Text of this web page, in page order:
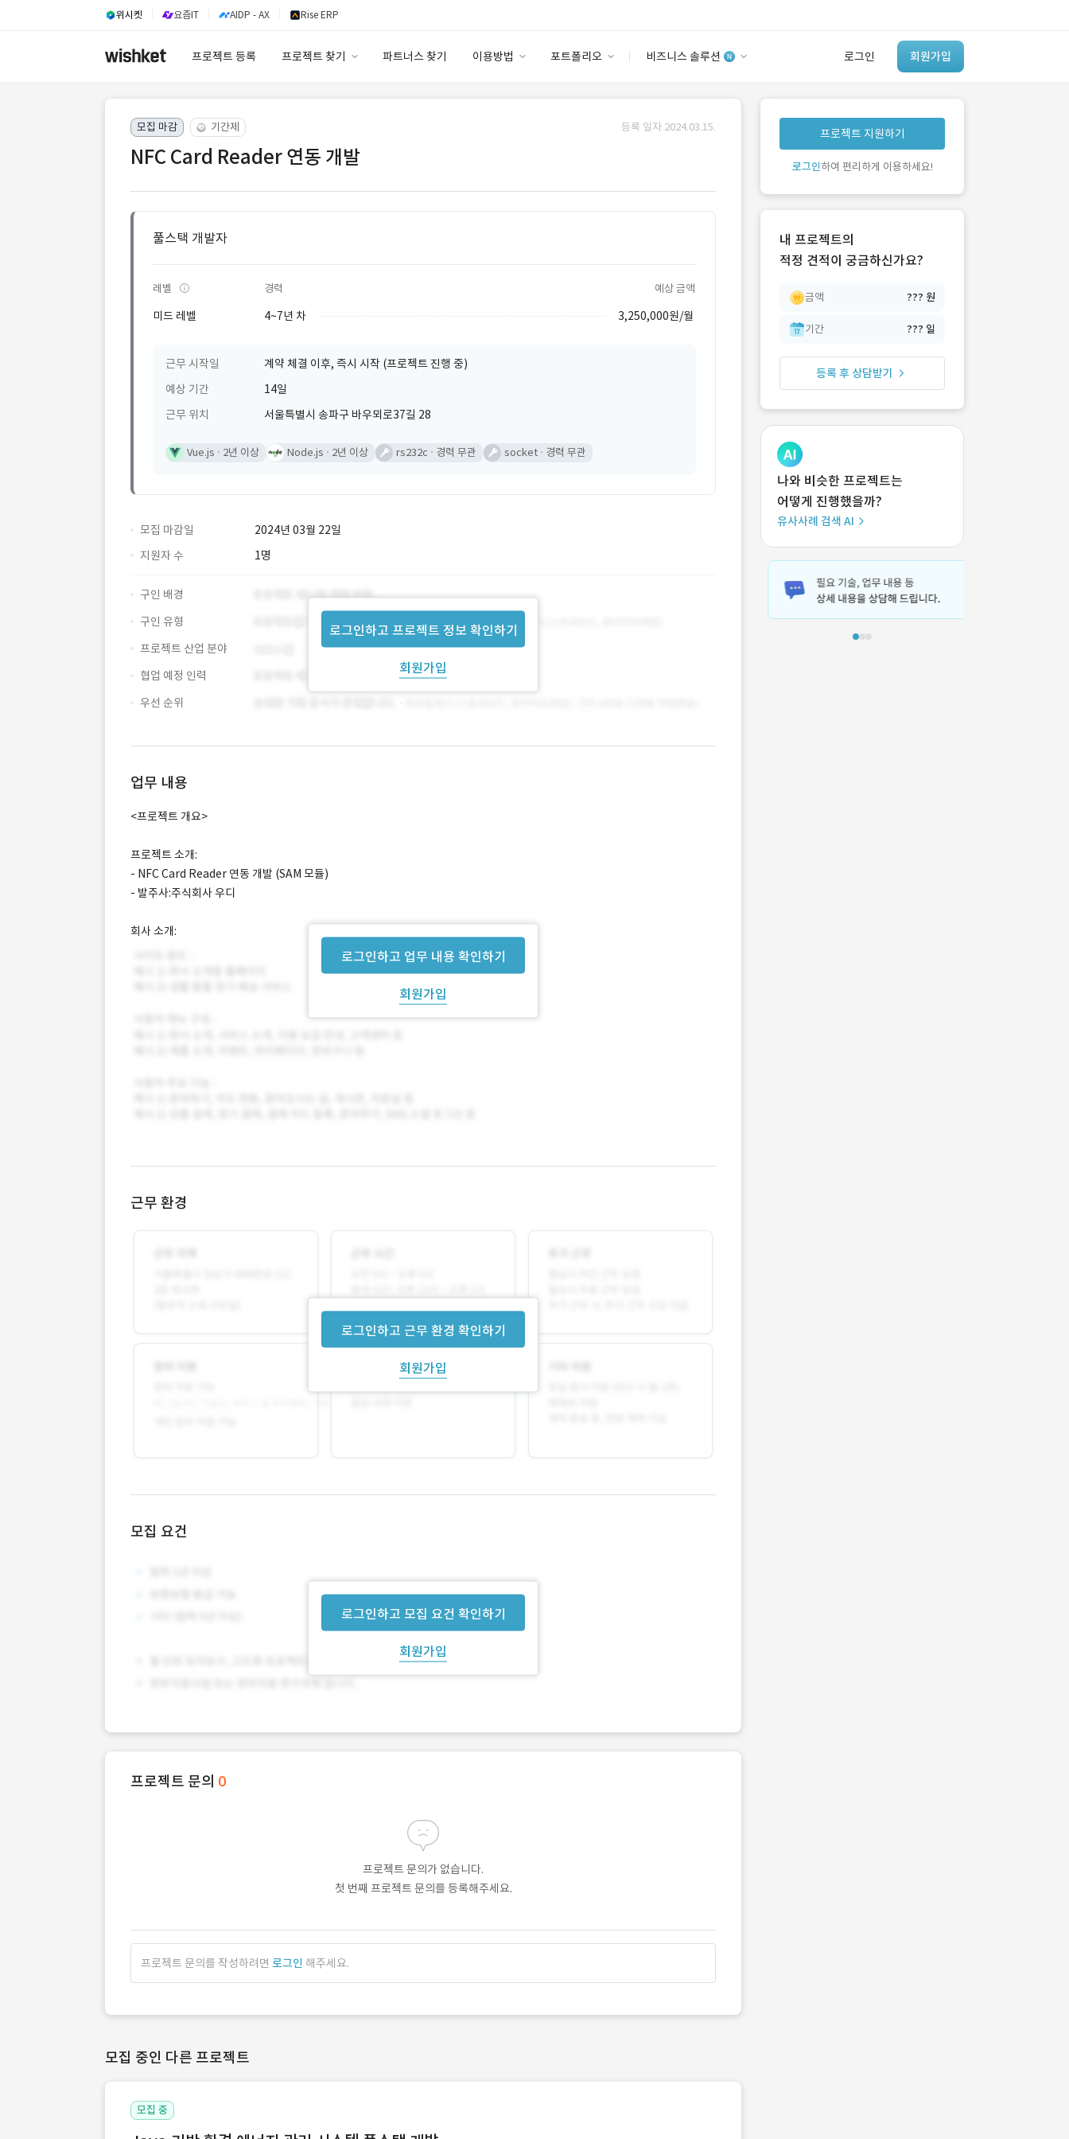
위시켓 요즘IT AIDP - AX Rise ERP
프로젝트 등록 프로젝트 찾기 파트너스 찾기 이용방법 포트폴리오 비즈니스 솔루션 로그인 회원가입
안심 코드 케어
유사사례 검색 AI
‘이런 거’ 만들어본
개발 회사 있어?
모집 마감 기간제 등록 일자 2024.03.15.
NFC Card Reader 연동 개발
풀스택 개발자
레벨 경력 예상 금액
미드 레벨 4~7년 차 3,250,000원/월
근무 시작일
계약 체결 이후, 즉시 시작 (프로젝트 진행 중)
예상 기간
14일
근무 위치
서울특별시 송파구 바우뫼로37길 28
Vue.js 2년 이상 Node.js 2년 이상 rs232c 경력 무관 socket 경력 무관
모집 마감일
2024년 03월 22일
지원자 수
1명
로그인하고 프로젝트 정보 확인하기
회원가입
구인 배경
구인 유형
프로젝트 산업 분야
협업 예정 인력
우선 순위
업무 내용
로그인하고 업무 내용 확인하기
회원가입
<프로젝트 개요>
프로젝트 소개:
- NFC Card Reader 연동 개발 (SAM 모듈)
- 발주사:주식회사 우디
회사 소개:
근무 환경
로그인하고 근무 환경 확인하기
회원가입
모집 요건
로그인하고 모집 요건 확인하기
회원가입
프로젝트 문의 0
프로젝트 문의가 없습니다.
첫 번째 프로젝트 문의를 등록해주세요.
프로젝트 문의를 작성하려면 로그인 해주세요.
모집 중인 다른 프로젝트
모집 중
프로젝트 지원하기
로그인하여 편리하게 이용하세요!
내 프로젝트의
적정 견적이 궁금하신가요?
금액 ??? 원
기간 ??? 일
등록 후 상담받기
나와 비슷한 프로젝트는
어떻게 진행했을까?
유사사례 검색 AI